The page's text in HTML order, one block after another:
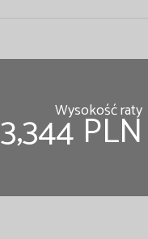
Wysokość raty
3,344 PLN